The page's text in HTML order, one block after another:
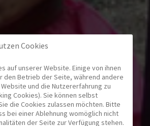
Cookies
auf unserer Website. Einige von ihnen
den Betrieb der Seite, während andere
und die Nutzererfahrung zu
Cookies). Sie können selbst
die Cookies zulassen möchten. Bitte
bei einer Ablehnung womöglich nicht
der Seite zur Verfügung stehen.